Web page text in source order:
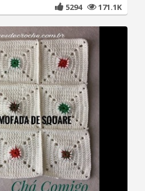
5294 171.1K